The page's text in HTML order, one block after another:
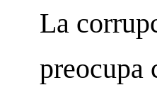
La
preocupa